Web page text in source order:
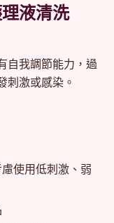
液清洗
自我調節能力，過
刺激或感染。
使用低刺激、弱